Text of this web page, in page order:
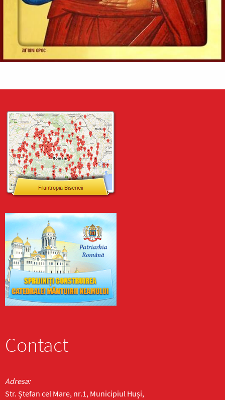
Contact
Adresa:
Str. Ștefan cel Mare, nr.1, Municipiul Huși,